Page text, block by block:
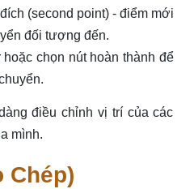
(second point) - điểm mới
đối tượng đến.
chọn nút hoàn thành để
điều chỉnh vị trí của các
mình.
Chép)